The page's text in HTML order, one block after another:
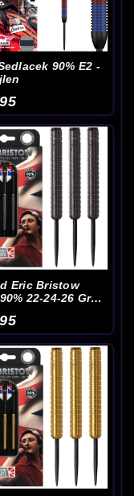
90% E2 -
Eric Bristow
22-24-26 Gram